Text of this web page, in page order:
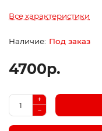
Все характеристики
Под заказ
4700р.